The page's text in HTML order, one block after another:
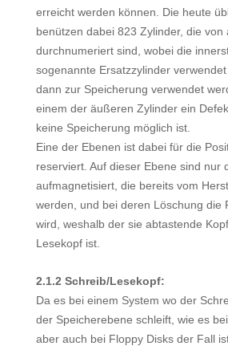
erreicht werden können. Die heute
benützen dabei 823 Zylinder, die von
durchnumeriert sind, wobei die
sogenannte Ersatzzylinder
dann zur Speicherung verwendet
einem der äußeren Zylinder ein
keine Speicherung möglich ist.
Eine der Ebenen ist dabei für die
reserviert. Auf dieser Ebene sind nur
aufmagnetisiert, die bereits vom
werden, und bei deren Löschung die
wird, weshalb der sie abtastende
Lesekopf ist.
2.1.2 Schreib/Lesekopf:
Da es bei einem System wo der
der Speicherebene schleift, wie es
aber auch bei Floppy Disks der Fall